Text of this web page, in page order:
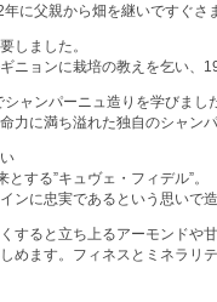
に父親から畑を継いですぐさ
しました。
ニョンに栽培の教えを乞い、
ャンパーニュ造りを学びまし
力に満ち溢れた独自のシャン
する”キュヴェ・フィデル”。
ンに忠実であるという思いで造
すると立ち上るアーモンドや
めます。フィネスとミネラリ